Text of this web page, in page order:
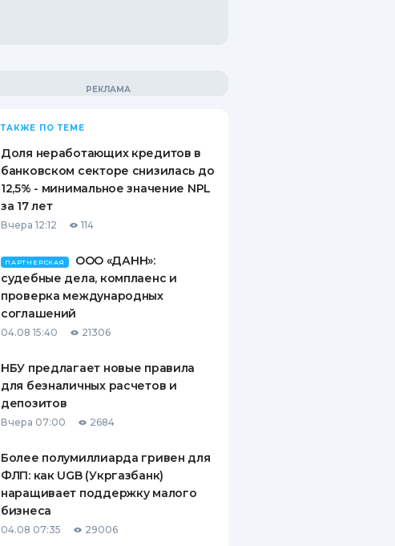
ТАКЖЕ ПО ТЕМЕ
Доля неработающих кредитов в
банковском секторе снизилась до
12,5% - минимальное значение NPL
за 17 лет
Вчера 12:12 114
ПАРТНЕРСКАЯ
ООО «ДАНН»:
судебные дела, комплаенс и
проверка международных
соглашений
04.08 15:40 21306
НБУ предлагает новые правила
для безналичных расчетов и
депозитов
Вчера 07:00 2684
Более полумиллиарда гривен для
ФЛП: как UGB (Укргазбанк)
наращивает поддержку малого
бизнеса
04.08 07:35 29006